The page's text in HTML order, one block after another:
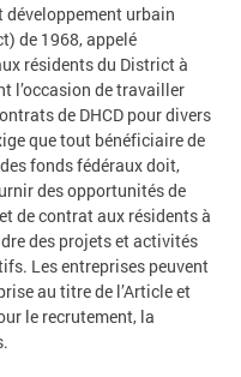
développement urbain
de 1968, appelé
résidents du District à
l’occasion de travailler
de DHCD pour divers
que tout bénéficiaire de
fonds fédéraux doit,
des opportunités de
de contrat aux résidents à
des projets et activités
Les entreprises peuvent
au titre de l’Article et
le recrutement, la